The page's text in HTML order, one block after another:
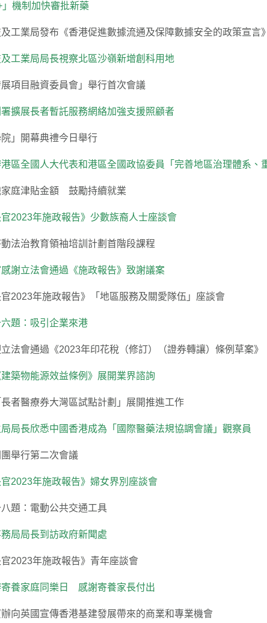
」機制加快審批新藥
工業局發布《香港促進數據流通及保障數據安全的政策宣言
工業局局長視察北區沙嶺新增創科用地
展項目融資委員會」舉行首次會議
擴展長者暫託服務網絡加強支援照顧者
院」開幕典禮今日舉行
區全國人大代表和港區全國政協委員「完善地區治理體系、
家庭津貼金額 鼓勵持續就業
官2023年施政報告》少數族裔人士座談會
法治教育領袖培訓計劃首階段課程
謝立法會通過《施政報告》致謝議案
官2023年施政報告》「地區服務及關愛隊伍」座談會
題：吸引企業來港
法會通過《2023年印花稅（修訂）（證券轉讓）條例草案》
築物能源效益條例》展開業界諮詢
者醫療券大灣區試點計劃」展開推進工作
局長欣悉中國香港成為「國際醫藥法規協調會議」觀察員
舉行第二次會議
官2023年施政報告》婦女界別座談會
題：電動公共交通工具
局局長到訪政府新聞處
官2023年施政報告》青年座談會
寄養家庭同樂日 感謝寄養家長付出
向英國宣傳香港基建發展帶來的商業和專業機會